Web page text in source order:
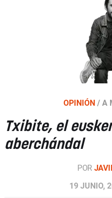
OPINIÓN / A
Txibite, el
aberchándal
POR
19 JUNIO,